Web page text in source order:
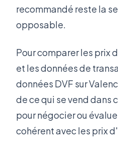
recommandé reste la
opposable.
Pour comparer les prix
et les données de
données DVF sur
de ce qui se vend dans
pour négocier ou
cohérent avec les prix